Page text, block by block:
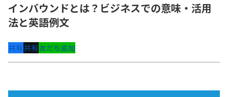
インバウンドとは？ビジネスでの意味・活用
法と英語例文
共有共有友だち追加